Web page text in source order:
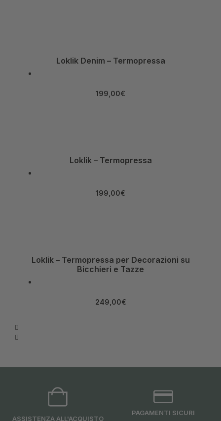
Loklik Denim – Termopressa
199,00€
Loklik – Termopressa
199,00€
Loklik – Termopressa per Decorazioni su
Bicchieri e Tazze
249,00€
ASSISTENZA ALL'ACQUISTO
PAGAMENTI SICURI